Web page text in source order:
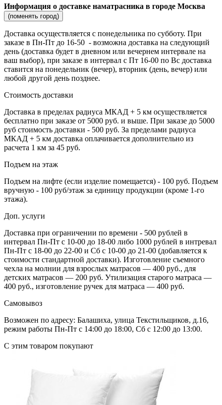
Информация о доставке наматрасника в городе Москва
(поменять город)
Доставка осуществляется c понедельника по субботу. При
заказе в Пн-Пт до 16-50 - возможна доставка на следующий
день (доставка будет в дневном или вечернем интервале на
ваш выбор), при заказе в интервал с Пт 16-00 по Вс доставка
ставится на понедельник (вечер), вторник (день, вечер) или
любой другой день позднее.
Стоимость доставки
Доставка в пределах радиуса МКАД + 5 км осуществляется
бесплатно при заказе от 5000 руб. и выше. При заказе до 5000
руб стоимость доставки - 500 руб. За пределами радиуса
МКАД + 5 км доставка оплачивается дополнительно из
расчета 1 км за 45 руб.
Подъем на этаж
Подъем на лифте (если изделие помещается) - 100 руб. Подъем
вручную - 100 руб/этаж за единицу продукции (кроме 1-го
этажа).
Доп. услуги
Доставка при ограничении по времени - 500 рублей в
интервал Пн-Пт с 10-00 до 18-00 либо 1000 рублей в интревал
Пн-Пт с 18-00 до 22-00 и Сб с 10-00 до 21-00 (добавляется к
стоимости стандартной доставки). Изготовление съемного
чехла на молнии для взрослых матрасов — 400 руб., для
детских матрасов — 200 руб. Утилизация старого матраса —
400 руб., изготовление ручек для матраса — 400 руб.
Самовывоз
Возможен по адресу: Балашиха, улица Текстильщиков, д.16,
режим работы Пн-Пт с 14:00 до 18:00, Сб с 12:00 до 13:00.
С этим товаром покупают